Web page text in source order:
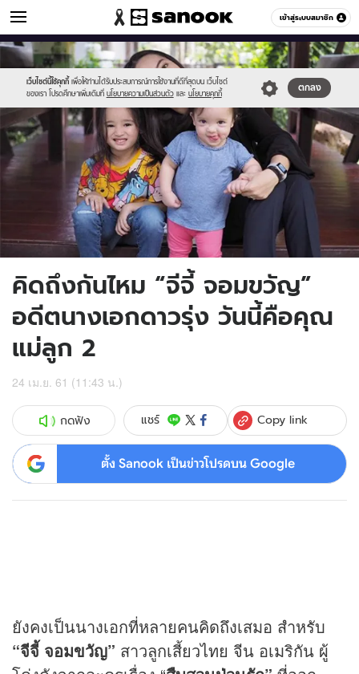
เข้าสู่ระบบสมาชิก
ข่าวบันเทิง หมวดอื่นๆ
เว็บไซต์นี้ใช้คุกกี้ เพื่อให้ท่านได้รับประสบการณ์การใช้งานที่ดีที่สุดบน เว็บไซต์
ของเรา โปรดศึกษาเพิ่มเติมที่ นโยบายความเป็นส่วนตัว และ นโยบายคุกกี้
ตกลง
Sanook
//s.isanook.com/sr/0/images/logo-
new-
sanook.png
600
60
//s.isanook.com/ns/0/ud/1235/6176498/gg.jpg
คิดถึงกันไหม “จีจี้ จอมขวัญ”
อดีตนางเอกดาวรุ่ง วันนี้คือคุณ
แม่ลูก 2
24 เม.ย. 61 (11:43 น.)
กดฟัง แชร์ Copy link
ตั้ง Sanook เป็นข่าวโปรดบน Google
ยังคงเป็นนางเอกที่หลายคนคิดถึงเสมอ สำหรับ
“จีจี้ จอมขวัญ” สาวลูกเสี้ยวไทย จีน อเมริกัน ผู้